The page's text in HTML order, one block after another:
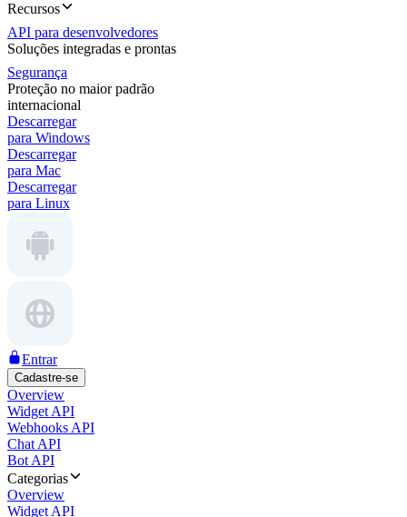
Recursos
API para desenvolvedores
Soluções integradas e prontas
Segurança
Proteção no maior padrão
internacional
Descarregar
para Windows
Descarregar
para Mac
Descarregar
para Linux
Entrar
Cadastre-se
Overview
Widget API
Webhooks API
Chat API
Bot API
Categorias
Overview
Widget API